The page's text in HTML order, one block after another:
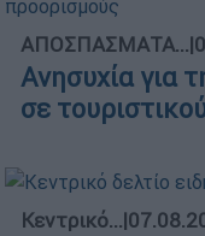
ΑΠΟΣΠΑΣΜΑΤΑ...|
Ανησυχία για
σε
Κεντρικό...|